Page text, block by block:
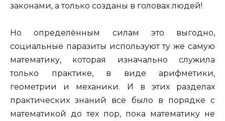
законами, а только созданы в головах людей!
Но определённым силам это выгодно,
социальные паразиты используют ту же самую
математику, которая изначально служила
только практике, в виде арифметики,
геометрии и механики. И в этих разделах
практических знаний всё было в порядке с
математикой до тех пор, пока математику не